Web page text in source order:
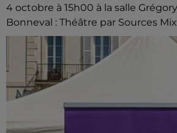
4 octobre à 15h00 à la salle
Bonneval : Théâtre par Sources